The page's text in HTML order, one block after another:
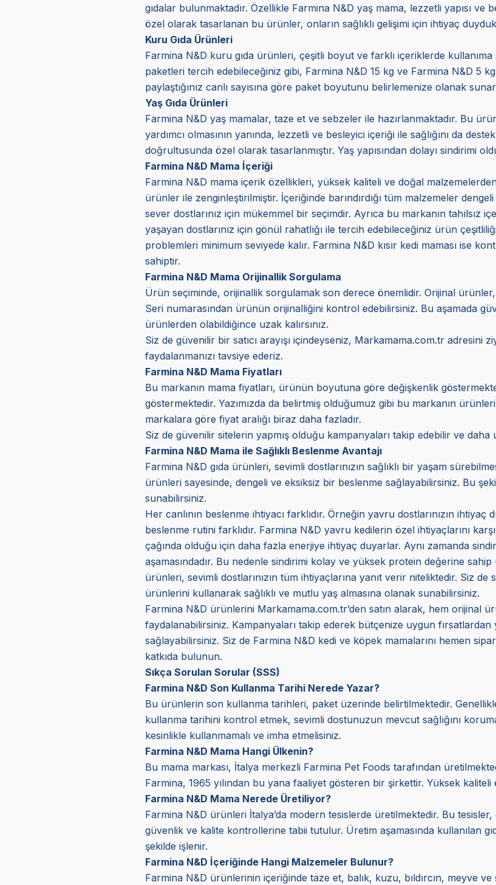
gıdalar bulunmaktadır. Özellikle Farmina N&D yaş mama, lezzetli yapısı ve
özel olarak tasarlanan bu ürünler, onların sağlıklı gelişimi için ihtiyaç
Kuru Gıda Ürünleri
Farmina N&D kuru gıda ürünleri, çeşitli boyut ve farklı içeriklerde
paketleri tercih edebileceğiniz gibi, Farmina N&D 15 kg ve Farmina N&D 5
paylaştığınız canlı sayısına göre paket boyutunu belirlemenize olanak
Yaş Gıda Ürünleri
Farmina N&D yaş mamalar, taze et ve sebzeler ile hazırlanmaktadır. Bu
yardımcı olmasının yanında, lezzetli ve besleyici içeriği ile sağlığını da
doğrultusunda özel olarak tasarlanmıştır. Yaş yapısından dolayı sindirimi
Farmina N&D Mama İçeriği
Farmina N&D mama içerik özellikleri, yüksek kaliteli ve doğal
ürünler ile zenginleştirilmiştir. İçeriğinde barındırdığı tüm malzemeler
sever dostlarınız için mükemmel bir seçimdir. Ayrıca bu markanın tahılsız
yaşayan dostlarınız için gönül rahatlığı ile tercih edebileceğiniz ürün
problemleri minimum seviyede kalır. Farmina N&D kısır kedi maması ise
sahiptir.
Farmina N&D Mama Orijinallik Sorgulama
Ürün seçiminde, orijinallik sorgulamak son derece önemlidir. Orijinal
Seri numarasından ürünün orijinalliğini kontrol edebilirsiniz. Bu aşamada
ürünlerden olabildiğince uzak kalırsınız.
Siz de güvenilir bir satıcı arayışı içindeyseniz, Markamama.com.tr
faydalanmanızı tavsiye ederiz.
Farmina N&D Mama Fiyatları
Bu markanın mama fiyatları, ürünün boyutuna göre değişkenlik
göstermektedir. Yazımızda da belirtmiş olduğumuz gibi bu markanın
markalara göre fiyat aralığı biraz daha fazladır.
Siz de güvenilir sitelerin yapmış olduğu kampanyaları takip edebilir ve daha
Farmina N&D Mama ile Sağlıklı Beslenme Avantajı
Farmina N&D gıda ürünleri, sevimli dostlarınızın sağlıklı bir yaşam
ürünleri sayesinde, dengeli ve eksiksiz bir beslenme sağlayabilirsiniz. Bu
sunabilirsiniz.
Her canlının beslenme ihtiyacı farklıdır. Örneğin yavru dostlarınızın
beslenme rutini farklıdır. Farmina N&D yavru kedilerin özel ihtiyaçlarını
çağında olduğu için daha fazla enerjiye ihtiyaç duyarlar. Aynı zamanda
aşamasındadır. Bu nedenle sindirimi kolay ve yüksek protein değerine
ürünleri, sevimli dostlarınızın tüm ihtiyaçlarına yanıt verir niteliktedir. Siz
ürünlerini kullanarak sağlıklı ve mutlu yaş almasına olanak sunabilirsiniz.
Farmina N&D ürünlerini Markamama.com.tr’den satın alarak, hem orijinal
faydalanabilirsiniz. Kampanyaları takip ederek bütçenize uygun fırsatlardan
sağlayabilirsiniz. Siz de Farmina N&D kedi ve köpek mamalarını hemen
katkıda bulunun.
Sıkça Sorulan Sorular (SSS)
Farmina N&D Son Kullanma Tarihi Nerede Yazar?
Bu ürünlerin son kullanma tarihleri, paket üzerinde belirtilmektedir.
kullanma tarihini kontrol etmek, sevimli dostunuzun mevcut sağlığını
kesinlikle kullanmamalı ve imha etmelisiniz.
Farmina N&D Mama Hangi Ülkenin?
Bu mama markası, İtalya merkezli Farmina Pet Foods tarafından
Farmina, 1965 yılından bu yana faaliyet gösteren bir şirkettir. Yüksek
Farmina N&D Mama Nerede Üretiliyor?
Farmina N&D ürünleri İtalya’da modern tesislerde üretilmektedir. Bu
güvenlik ve kalite kontrollerine tabii tutulur. Üretim aşamasında kullanılan
şekilde işlenir.
Farmina N&D İçeriğinde Hangi Malzemeler Bulunur?
Farmina N&D ürünlerinin içeriğinde taze et, balık, kuzu, bıldırcın, meyve